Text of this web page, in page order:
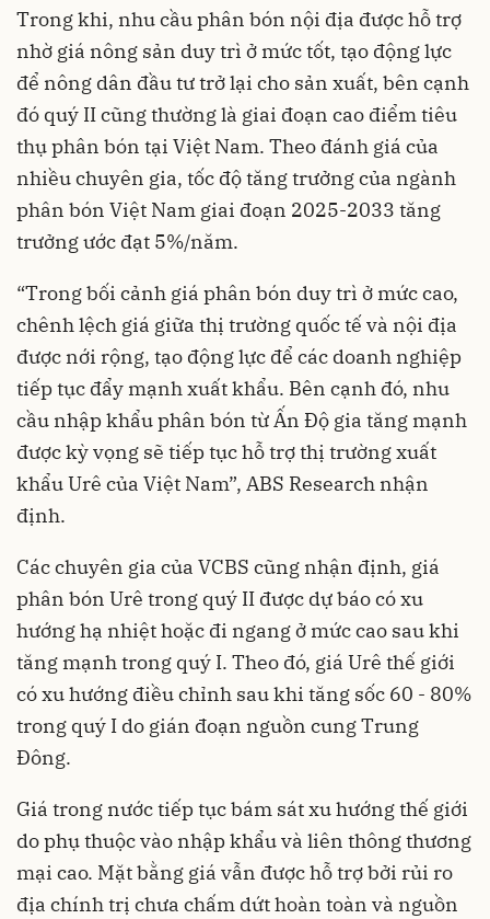
Trong khi, nhu cầu phân bón nội địa được hỗ trợ
nhờ giá nông sản duy trì ở mức tốt, tạo động lực
để nông dân đầu tư trở lại cho sản xuất, bên cạnh
đó quý II cũng thường là giai đoạn cao điểm tiêu
thụ phân bón tại Việt Nam. Theo đánh giá của
nhiều chuyên gia, tốc độ tăng trưởng của ngành
phân bón Việt Nam giai đoạn 2025-2033 tăng
trưởng ước đạt 5%/năm.
“Trong bối cảnh giá phân bón duy trì ở mức cao,
chênh lệch giá giữa thị trường quốc tế và nội địa
được nới rộng, tạo động lực để các doanh nghiệp
tiếp tục đẩy mạnh xuất khẩu. Bên cạnh đó, nhu
cầu nhập khẩu phân bón từ Ấn Độ gia tăng mạnh
được kỳ vọng sẽ tiếp tục hỗ trợ thị trường xuất
khẩu Urê của Việt Nam”, ABS Research nhận
định.
Các chuyên gia của VCBS cũng nhận định, giá
phân bón Urê trong quý II được dự báo có xu
hướng hạ nhiệt hoặc đi ngang ở mức cao sau khi
tăng mạnh trong quý I. Theo đó, giá Urê thế giới
có xu hướng điều chỉnh sau khi tăng sốc 60 - 80%
trong quý I do gián đoạn nguồn cung Trung
Đông.
Giá trong nước tiếp tục bám sát xu hướng thế giới
do phụ thuộc vào nhập khẩu và liên thông thương
mại cao. Mặt bằng giá vẫn được hỗ trợ bởi rủi ro
địa chính trị chưa chấm dứt hoàn toàn và nguồn